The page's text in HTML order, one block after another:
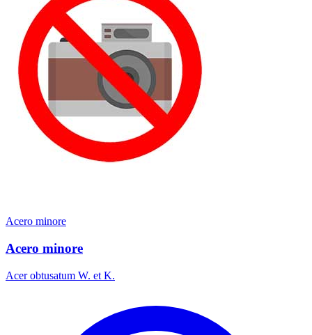
Acero minore
Acero minore
Acer obtusatum W. et K.